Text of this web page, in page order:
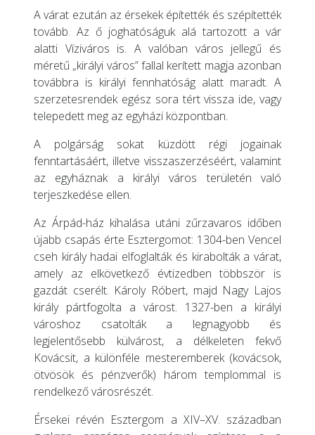
A várat ezután az érsekek építették és szépítették
tovább. Az ő joghatóságuk alá tartozott a vár
alatti Víziváros is. A valóban város jellegű és
méretű „királyi város” fallal kerített magja azonban
továbbra is királyi fennhatóság alatt maradt. A
szerzetesrendek egész sora tért vissza ide, vagy
telepedett meg az egyházi központban.
A polgárság sokat küzdött régi jogainak
fenntartásáért, illetve visszaszerzéséért, valamint
az egyháznak a királyi város területén való
terjeszkedése ellen.
Az Árpád-ház kihalása utáni zűrzavaros időben
újabb csapás érte Esztergomot: 1304-ben Vencel
cseh király hadai elfoglalták és kirabolták a várat,
amely az elkövetkező évtizedben többször is
gazdát cserélt. Károly Róbert, majd Nagy Lajos
király pártfogolta a várost. 1327-ben a királyi
városhoz csatolták a legnagyobb és
legjelentősebb külvárost, a délkeleten fekvő
Kovácsit, a különféle mesteremberek (kovácsok,
ötvösök és pénzverők) három templommal is
rendelkező városrészét.
Érsekei révén Esztergom a XIV–XV. században